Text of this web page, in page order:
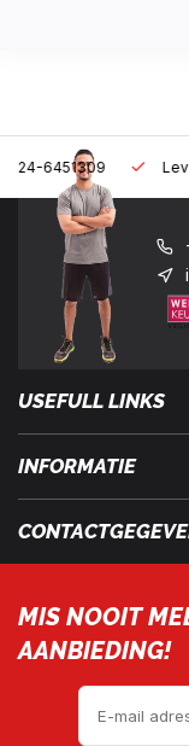
Levering in
USEFULL LINKS
INFORMATIE
MIS NOOIT
AANBIEDING!